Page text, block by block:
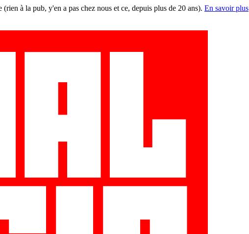
à la pub, y'en a pas chez nous et ce, depuis plus de 20 ans). En savoir plus